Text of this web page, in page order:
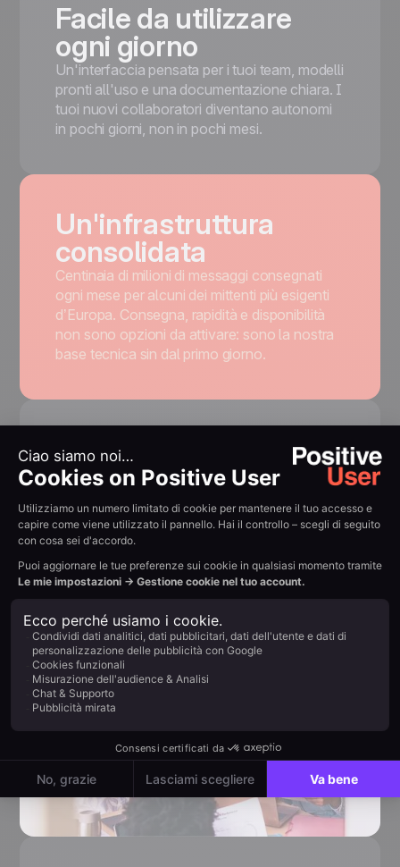
Facile da utilizzare
ogni giorno
Un'interfaccia pensata per i tuoi team, modelli
pronti all'uso e una documentazione chiara. I
tuoi nuovi collaboratori diventano autonomi
in pochi giorni, non in pochi mesi.
Un'infrastruttura
consolidata
Centinaia di milioni di messaggi consegnati
ogni mese per alcuni dei mittenti più esigenti
d’Europa. Consegna, rapidità e disponibilità
non sono opzioni da attivare: sono la nostra
base tecnica sin dal primo giorno.
20 anni di expertise
europea
Un team che ha accompagnato l'evoluzione
del marketing digitale in Europa sin dall'inizio.
Vent'anni dedicati a risolvere concretamente i
problemi dei brand europei: questo è ciò che
sta dietro a ogni funzionalità che utilizzi.